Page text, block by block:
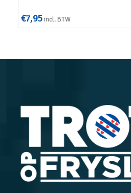
€7,95 incl. BTW